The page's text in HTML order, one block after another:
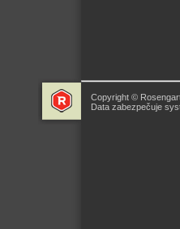
Copyright ©
Data zabezpečuje